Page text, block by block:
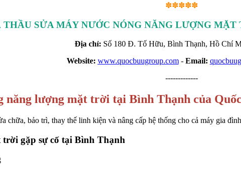
✽✽✽✽✽
THẦU SỬA MÁY NƯỚC NÓNG NĂNG LƯỢNG
Địa chỉ: Số 180 Đ. Tố Hữu, Bình Thạnh, Hồ Chí
Website: www.quocbuugroup.com- Email:
-------------
năng lượng mặt trời tại Bình Thạnh của
chữa, bảo trì, thay thế linh kiện và nâng cấp hệ thống cho cả máy gia
gặp sự cố tại Bình Thạnh